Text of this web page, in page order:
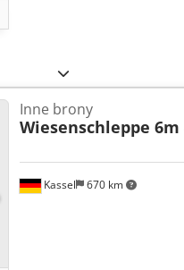
Kassel 670 km
Inne brony
Wiesenschleppe